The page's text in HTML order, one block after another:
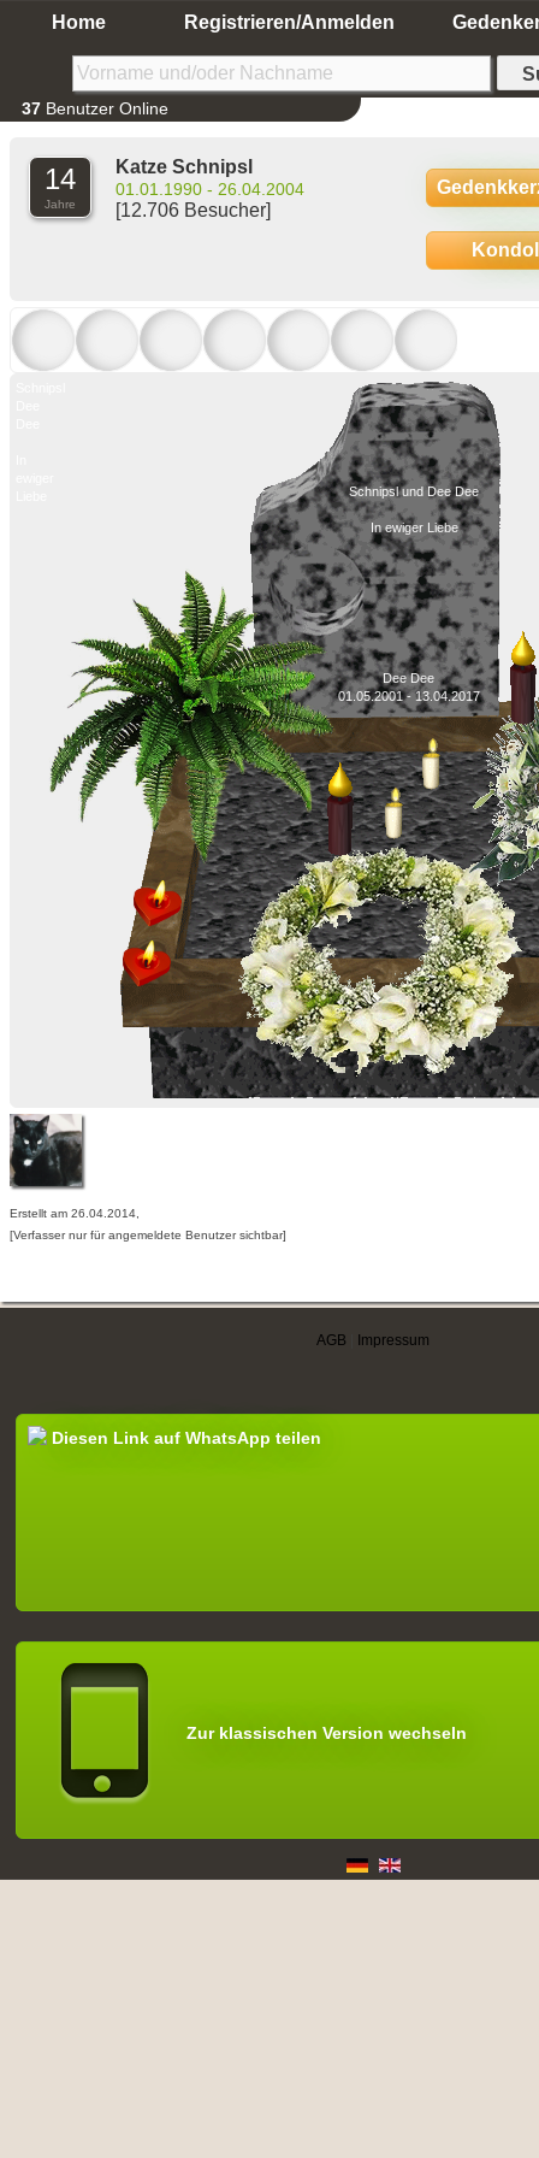
Home Registrieren/Anmelden
37 Benutzer Online
14
Jahre
Katze Schnipsl
01.01.1990 - 26.04.2004
[12.706 Besucher]
Dee Dee
01.05.2001 - 13.04.2017
Schnipsl und Dee Dee
In ewiger Liebe
Erstellt am 26.04.2014,
[Verfasser nur für angemeldete Benutzer sichtbar]
AGB Impressum
Diesen Link auf WhatsApp teilen
Zur klassischen Version wechseln